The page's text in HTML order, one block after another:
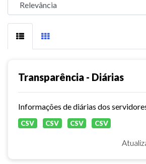
Transparência - Diárias
CSV CSV CSV CSV